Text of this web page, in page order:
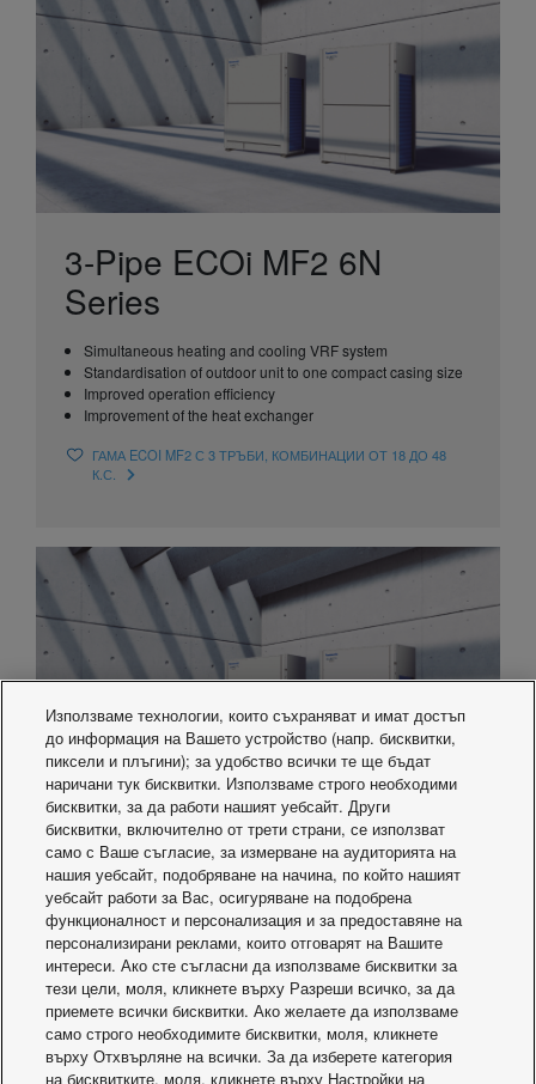
3-Pipe ECOi MF2 6N
Series
Simultaneous heating and cooling VRF system
Standardisation of outdoor unit to one compact casing size
Improved operation efficiency
Improvement of the heat exchanger
ГАМА ECOI MF2 С 3 ТРЪБИ, КОМБИНАЦИИ ОТ 18 ДО 48
К.С.
3-Pipe ECOi EX MF3
Series
Simultaneous heating and cooling operation with heat
recovery type
SEER / SCOP improved in full capacities from 8 to 16HP
SEER / SCOP follows LOT21 from started from January
2018
EER / COP is certified in Eurovent
Използваме технологии, които съхраняват и имат достъп
до информация на Вашето устройство (напр. бисквитки,
пиксели и плъгини); за удобство всички те ще бъдат
наричани тук бисквитки. Използваме строго необходими
бисквитки, за да работи нашият уебсайт. Други
бисквитки, включително от трети страни, се използват
само с Ваше съгласие, за измерване на аудиторията на
нашия уебсайт, подобряване на начина, по който нашият
уебсайт работи за Вас, осигуряване на подобрена
функционалност и персонализация и за предоставяне на
персонализирани реклами, които отговарят на Вашите
интереси. Ако сте съгласни да използваме бисквитки за
тези цели, моля, кликнете върху Разреши всичко, за да
приемете всички бисквитки. Ако желаете да използваме
само строго необходимите бисквитки, моля, кликнете
върху Отхвърляне на всички. За да изберете категория
на бисквитките, моля, кликнете върху Настройки на